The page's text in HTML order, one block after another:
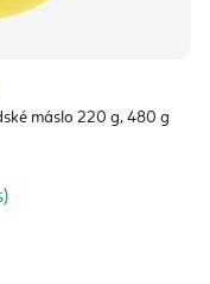
máslo 220 g, 480 g
produktu
je
hvězdiček.